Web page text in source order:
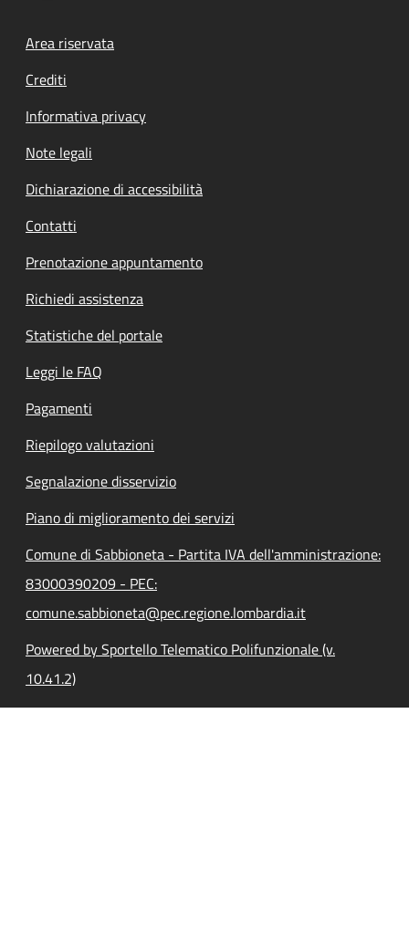
Footer menu
Area riservata
Crediti
Informativa privacy
Note legali
Dichiarazione di accessibilità
Contatti
Prenotazione appuntamento
Richiedi assistenza
Statistiche del portale
Leggi le FAQ
Pagamenti
Riepilogo valutazioni
Segnalazione disservizio
Piano di miglioramento dei servizi
Comune di Sabbioneta - Partita IVA dell'amministrazione:
83000390209 - PEC:
comune.sabbioneta@pec.regione.lombardia.it
Powered by Sportello Telematico Polifunzionale (v.
10.41.2)